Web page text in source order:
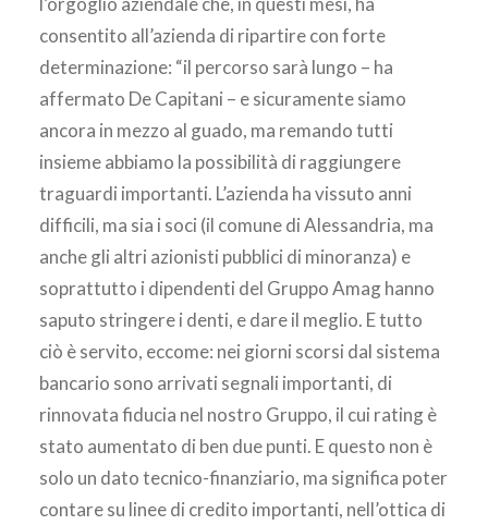
consentito all’azienda di ripartire con forte
determinazione: “il percorso sarà lungo – ha
affermato De Capitani – e sicuramente siamo
ancora in mezzo al guado, ma remando tutti
insieme abbiamo la possibilità di raggiungere
traguardi importanti. L’azienda ha vissuto anni
difficili, ma sia i soci (il comune di Alessandria, ma
anche gli altri azionisti pubblici di minoranza) e
soprattutto i dipendenti del Gruppo Amag hanno
saputo stringere i denti, e dare il meglio. E tutto
ciò è servito, eccome: nei giorni scorsi dal sistema
bancario sono arrivati segnali importanti, di
rinnovata fiducia nel nostro Gruppo, il cui rating è
stato aumentato di ben due punti. E questo non è
solo un dato tecnico-finanziario, ma significa poter
contare su linee di credito importanti, nell’ottica di